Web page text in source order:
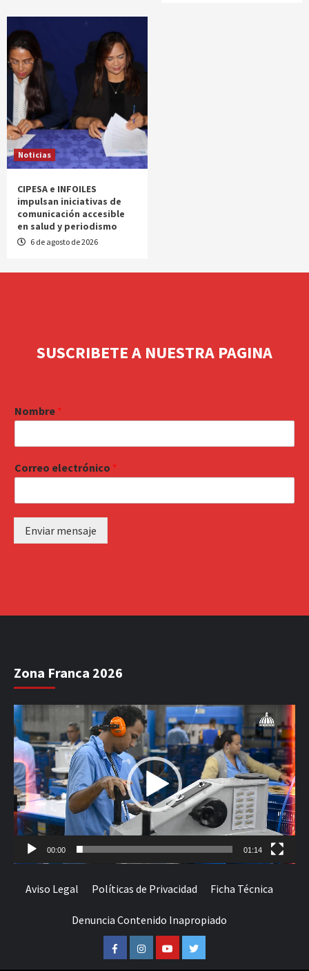
Noticias
CIPESA e INFOILES
impulsan iniciativas de
comunicación accesible
en salud y periodismo
6 de agosto de 2026
SUSCRIBETE A NUESTRA PAGINA
Nombre *
Correo electrónico *
Enviar mensaje
Zona Franca 2026
Reproductor
de
vídeo
00:00 01:14
Aviso Legal Políticas de Privacidad Ficha Técnica
Denuncia Contenido Inapropiado
FacebookInstagramYoutubeTwitter